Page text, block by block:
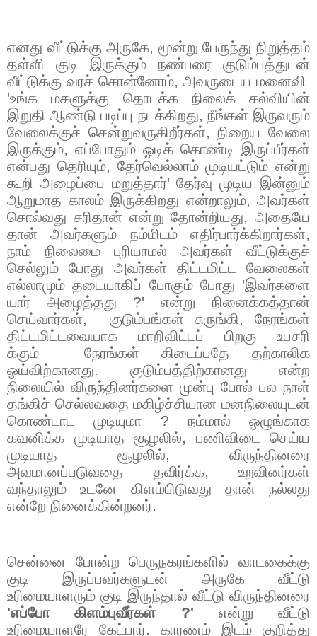
எனது வீட்டுக்கு அருகே, மூன்று பேருந்து நிறுத்தம்
தள்ளி குடி இருக்கும் நண்பரை குடும்பத்துடன்
வீட்டுக்கு வரச் சொன்னோம்,அவருடைய மனைவி
'உங்க மகளுக்கு தொடக்க நிலைக் கல்வியின்
இறுதி ஆண்டு படிப்பு நடக்கிறது, நீங்கள் இருவரும்
வேலைக்குச் சென்றுவருகிறீர்கள், நிறைய வேலை
இருக்கும், எப்போதும் ஓடிக் கொண்டி இருப்பீர்கள்
என்பது தெரியும், தேர்வெல்லாம் முடியட்டும் என்று
கூறி அழைப்பை மறுத்தார்'தேர்வு முடிய இன்னும்
ஆறுமாத காலம் இருக்கிறது என்றாலும், அவர்கள்
சொல்வது சரிதான் என்று தோன்றியது, அதையே
தான் அவர்களும் நம்மிடம் எதிர்பார்க்கிறார்கள்,
நாம் நிலைமை புரியாமல் அவர்கள் வீட்டுக்குச்
செல்லும் போது அவர்கள் திட்டமிட்ட வேலைகள்
எல்லாமும் தடையாகிப் போகும் போது 'இவர்களை
யார் அழைத்தது ?' என்று நினைக்கத்தான்
செய்வார்கள், குடும்பங்கள் சுருங்கி, நேரங்கள்
திட்டமிட்டவையாக மாறிவிட்டப் பிறகு உபசரி
க்கும் நேரங்கள் கிடைப்பதே தற்காலிக
ஓய்விற்கானது. குடும்பத்திற்கானது என்ற
நிலையில் விருந்தினர்களை முன்பு போல் பல நாள்
தங்கிச் செல்லவதை மகிழ்ச்சியான மனநிலையுடன்
கொண்டாட முடியுமா ? நம்மால் ஒழுங்காக
கவனிக்க முடியாத சூழலில், பணிவிடை செய்ய
முடியாத சூழலில், விருந்தினரை
அவமானப்படுவதை தவிர்க்க, உறவினர்கள்
வந்தாலும் உடனே கிளம்பிடுவது தான் நல்லது
என்றே நினைக்கின்றனர்.
சென்னை போன்ற பெருநகரங்களில் வாடகைக்கு
குடி இருப்பவர்களுடன் அருகே வீட்டு
உரிமையாளரும் குடி இருந்தால் வீட்டு விருந்தினரை
'எப்போ கிளம்புவீர்கள் ?'
என்று வீட்டு
உரிமையாளரே கேட்பார். காரணம் இடம் குறித்து